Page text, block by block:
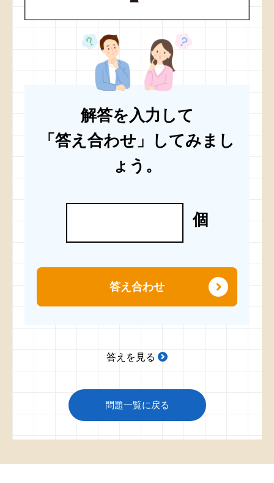
解答を入力して
「答え合わせ」してみまし
ょう。
個
答え合わせ
答えを見る
問題一覧に戻る